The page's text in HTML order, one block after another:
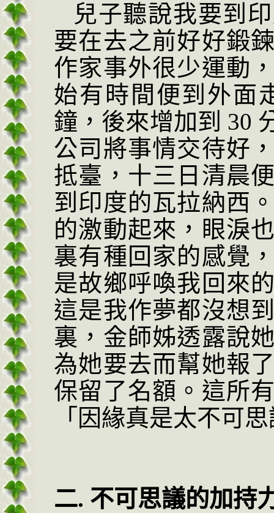
兒子聽說我要到
要在去之前好好鍛
作家事外很少運動
始有時間便到外面
鐘，後來增加到 30
公司將事情交待好
抵臺，十三日清晨
到印度的瓦拉納西
的激動起來，眼淚
裏有種回家的感覺
是故鄉呼喚我回來
這是我作夢都沒想
裏，金師姊透露說
為她要去而幫她報
保留了名額。這所
「因緣真是太不可
二. 不可思議的加持